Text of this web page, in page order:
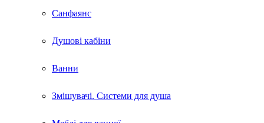
Санфаянс
Душові кабіни
Ванни
Змішувачі. Системи для душа